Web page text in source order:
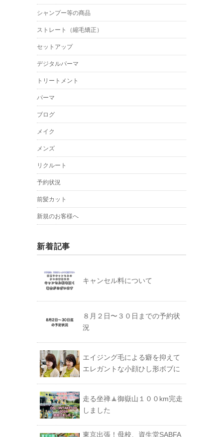
シャンプー等の商品
ストレート（縮毛矯正）
セットアップ
デジタルパーマ
トリートメント
パーマ
ブログ
メイク
メンズ
リクルート
予約状況
前髪カット
新規のお客様へ
新着記事
キャンセル料について
８月２日〜３０日までの予約状
況
エイジング毛による癖を抑えて
エレガントな小顔ひし形ボブに
走る坐禅🧘御嶽山１００km完走
しました
東京出張！母校、資生堂SABFA